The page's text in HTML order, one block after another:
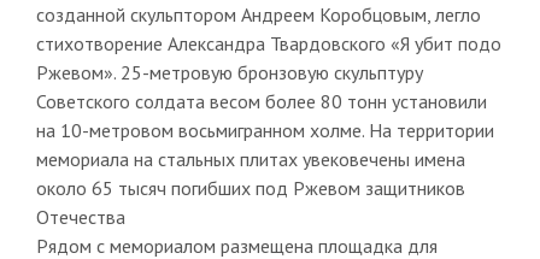
созданной скульптором Андреем Коробцовым, легло
стихотворение Александра Твардовского «Я убит подо
Ржевом». 25-метровую бронзовую скульптуру
Советского солдата весом более 80 тонн установили
на 10-метровом восьмигранном холме. На территории
мемориала на стальных плитах увековечены имена
около 65 тысяч погибших под Ржевом защитников
Отечества
Рядом с мемориалом размещена площадка для